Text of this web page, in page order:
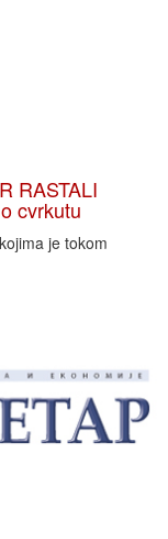
RASTALI
cvrkutu
je tokom